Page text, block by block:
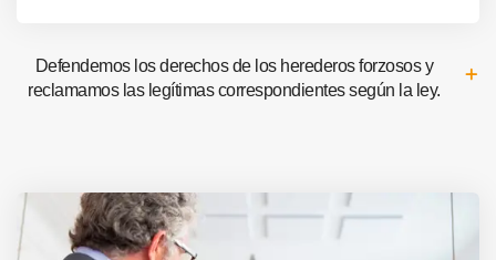
Defendemos los derechos de los herederos forzosos y
reclamamos las legítimas correspondientes según la ley.